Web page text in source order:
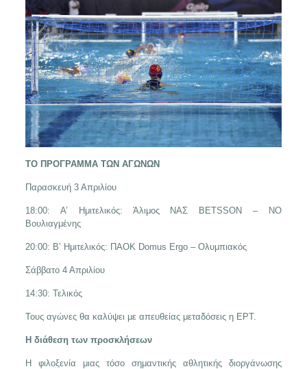
ΤΟ ΠΡΟΓΡΑΜΜΑ ΤΩΝ ΑΓΩΝΩΝ
Παρασκευή 3 Απριλίου
18:00: Α’ Ημιτελικός: Άλιμος ΝΑΣ BETSSON – ΝΟ
Βουλιαγμένης
20:00: Β’ Ημιτελικός: ΠΑΟΚ Domus Ergo – Ολυμπιακός
Σάββατο 4 Απριλίου
14:30: Τελικός
Τους αγώνες θα καλύψει με απευθείας μεταδόσεις η ΕΡΤ.
Η διάθεση των προσκλήσεων
Η φιλοξενία μιας τόσο σημαντικής αθλητικής διοργάνωσης